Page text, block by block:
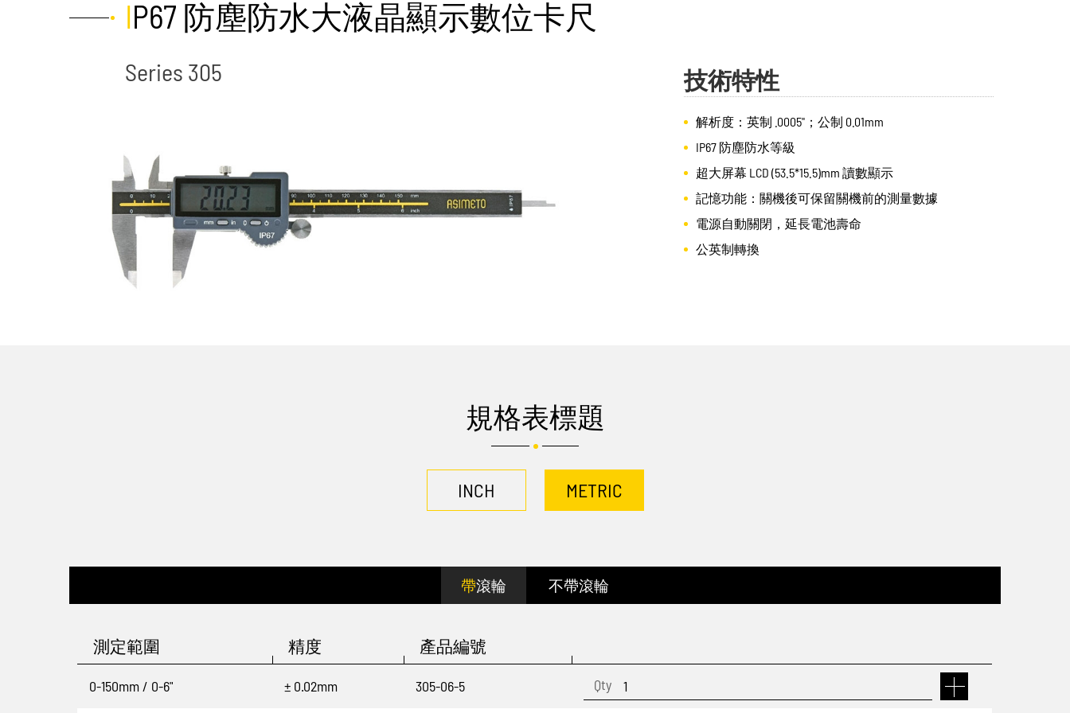
IP67 防塵防水大液晶顯示數位卡尺
Series 305 技術特性
解析度：英制 .0005"；公制 0.01mm
IP67 防塵防水等級
超大屏幕 LCD (53.5*15.5)mm 讀數顯示
記憶功能：關機後可保留關機前的測量數據
電源自動關閉，延長電池壽命
公英制轉換
規格表標題
INCH METRIC
帶滾輪 不帶滾輪
測定範圍 精度 產品編號
0-150mm / 0-6" ± 0.02mm 305-06-5